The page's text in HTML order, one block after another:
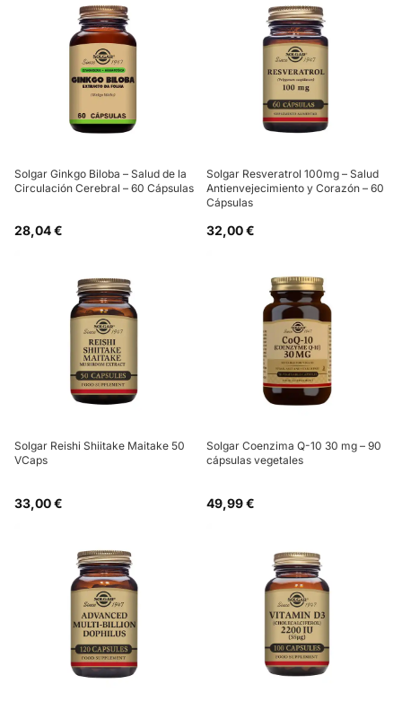
Solgar Ginkgo Biloba – Salud de la
Circulación Cerebral – 60 Cápsulas
28,04 €
Solgar Resveratrol 100mg – Salud
Antienvejecimiento y Corazón – 60
Cápsulas
32,00 €
Solgar Reishi Shiitake Maitake 50
VCaps
33,00 €
Solgar Coenzima Q-10 30 mg – 90
cápsulas vegetales
49,99 €